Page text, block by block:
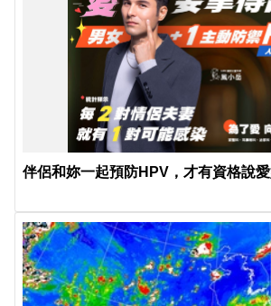
伴侶和妳一起預防HPV，才有資格說愛